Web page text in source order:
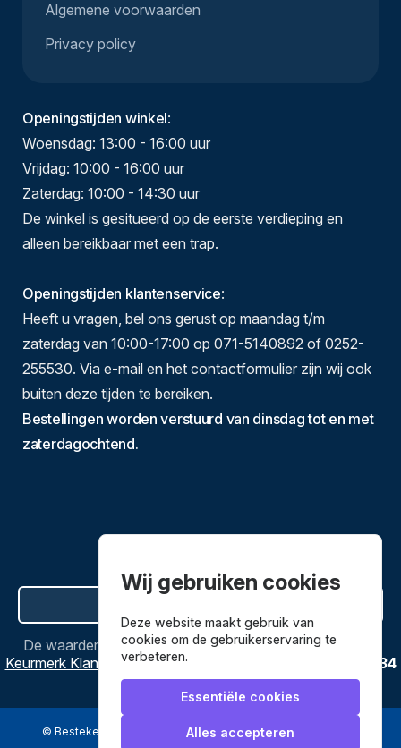
Algemene voorwaarden
Privacy policy
Openingstijden winkel:
Woensdag: 13:00 - 16:00 uur
Vrijdag: 10:00 - 16:00 uur
Zaterdag: 10:00 - 14:30 uur
De winkel is gesitueerd op de eerste verdieping en
alleen bereikbaar met een trap.
Openingstijden klantenservice:
Heeft u vragen, bel ons gerust op maandag t/m
zaterdag van 10:00-17:00 op 071-5140892 of 0252-
255530. Via e-mail en het contactformulier zijn wij ook
buiten deze tijden te bereiken.
Bestellingen worden verstuurd van dinsdag tot en met
zaterdagochtend.
Hier de overeenkomst ontbinden
De waardering vanBestekenpannen.nlbijWebwinkel
Keurmerk Klantbeoordelingen
3634
reviews.
© Bestekenpannen.nl 2026 een webshop van
Wij gebruiken cookies
Deze website maakt gebruik van
cookies om de gebruikerservaring te
verbeteren.
Essentiële cookies
Alles accepteren